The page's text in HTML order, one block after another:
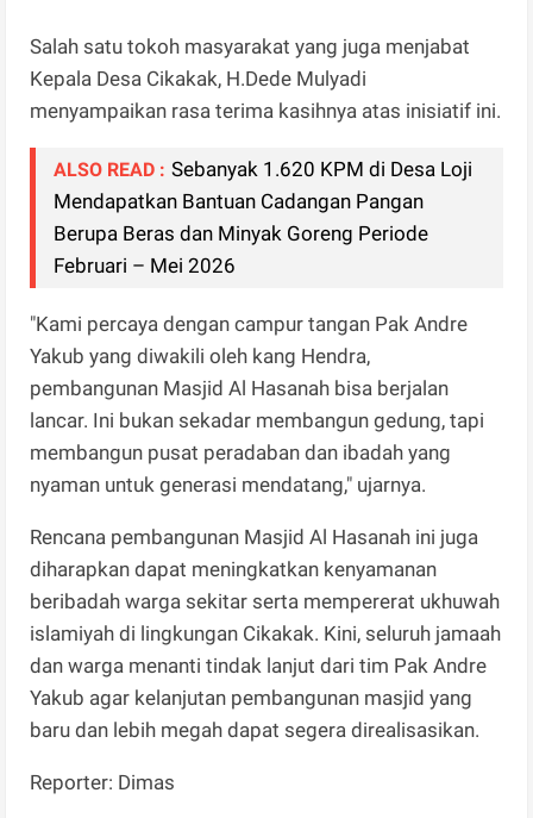
Salah satu tokoh masyarakat yang juga menjabat
Kepala Desa Cikakak, H.Dede Mulyadi
menyampaikan rasa terima kasihnya atas inisiatif ini.
ALSO READ : Sebanyak 1.620 KPM di Desa Loji
Mendapatkan Bantuan Cadangan Pangan
Berupa Beras dan Minyak Goreng Periode
Februari – Mei 2026
"Kami percaya dengan campur tangan Pak Andre
Yakub yang diwakili oleh kang Hendra,
pembangunan Masjid Al Hasanah bisa berjalan
lancar. Ini bukan sekadar membangun gedung, tapi
membangun pusat peradaban dan ibadah yang
nyaman untuk generasi mendatang," ujarnya.
Rencana pembangunan Masjid Al Hasanah ini juga
diharapkan dapat meningkatkan kenyamanan
beribadah warga sekitar serta mempererat ukhuwah
islamiyah di lingkungan Cikakak. Kini, seluruh jamaah
dan warga menanti tindak lanjut dari tim Pak Andre
Yakub agar kelanjutan pembangunan masjid yang
baru dan lebih megah dapat segera direalisasikan.
Reporter: Dimas